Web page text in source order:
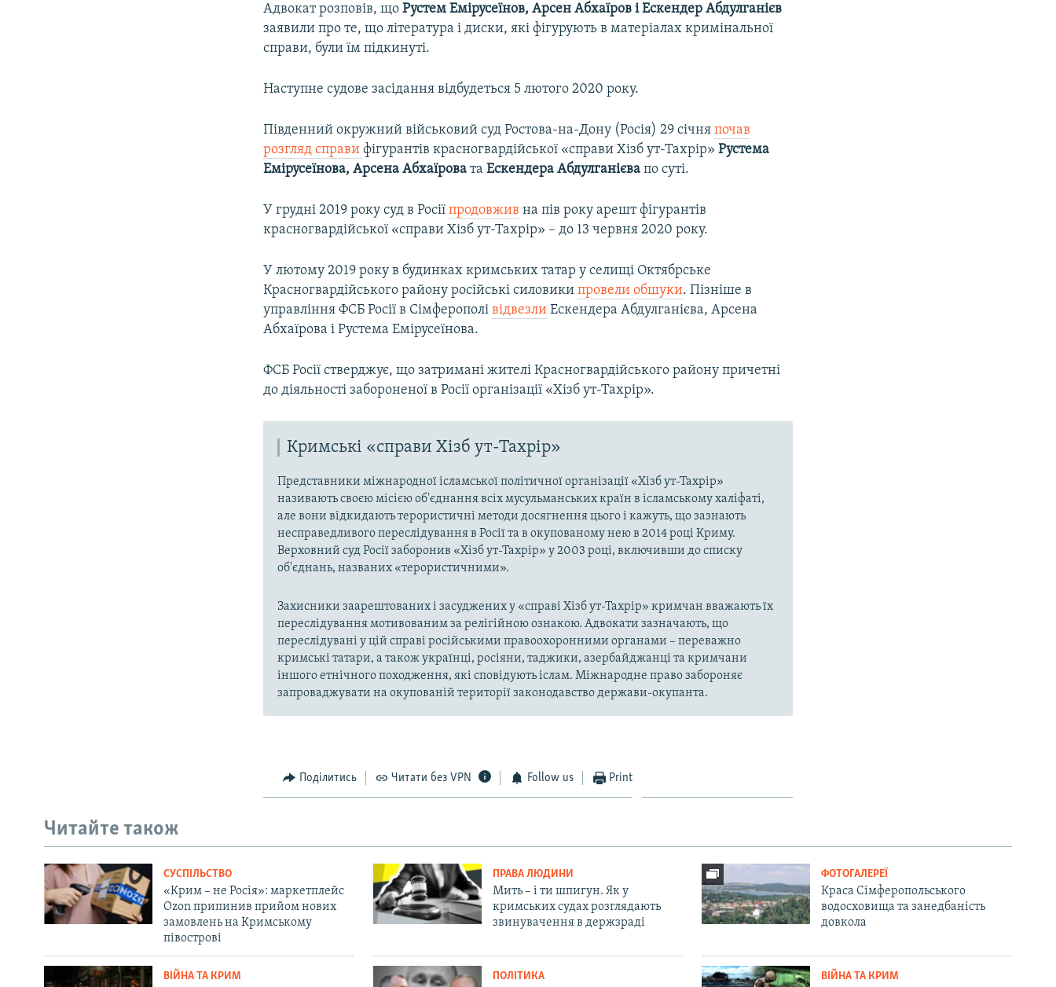
Адвокат розповів, що Рустем Емірусеїнов, Арсен Абхаїров і Ескендер Абдулганієв
заявили про те, що література і диски, які фігурують в матеріалах кримінальної
справи, були їм підкинуті.
Наступне судове засідання відбудеться 5 лютого 2020 року.
Південний окружний військовий суд Ростова-на-Дону (Росія) 29 січняпочав
розгляд справифігурантів красногвардійської «справи Хізб ут-Тахрір»Рустема
Емірусеїнова, Арсена Абхаїровата Ескендера Абдулганієва по суті.
У грудні 2019 року суд в Росіїпродовжив на пів року арешт фігурантів
красногвардійської «справи Хізб ут-Тахрір» – до 13 червня 2020 року.
У лютому 2019 року в будинках кримських татар у селищі Октябрське
Красногвардійського району російські силовикипровели обшуки. Пізніше в
управління ФСБ Росії в Сімферополівідвезли Ескендера Абдулганієва, Арсена
Абхаїрова і Рустема Емірусеїнова.
ФСБ Росії стверджує, що затримані жителі Красногвардійського району причетні
до діяльності забороненої в Росії організації «Хізб ут-Тахрір».
Кримські «справи Хізб ут-Тахрір»
Представники міжнародної ісламської політичної організації «Хізб ут-Тахрір»
називають своєю місією об'єднання всіх мусульманських країн в ісламському халіфаті,
але вони відкидають терористичні методи досягнення цього і кажуть, що зазнають
несправедливого переслідування в Росії та в окупованому нею в 2014 році Криму.
Верховний суд Росії заборонив «Хізб ут-Тахрір» у 2003 році, включивши до списку
об'єднань, названих «терористичними».
Захисники заарештованих і засуджених у «справі Хізб ут-Тахрір» кримчан вважають їх
переслідування мотивованим за релігійною ознакою. Адвокати зазначають, що
переслідувані у цій справі російськими правоохоронними органами – переважно
кримські татари, а також українці, росіяни, таджики, азербайджанці та кримчани
іншого етнічного походження, які сповідують іслам. Міжнародне право забороняє
запроваджувати на окупованій території законодавство держави-окупанта.
Поділитись Читати без VPN Follow us Print
Читайте також
СУСПІЛЬСТВО
«Крим – не Росія»: маркетплейс
Ozon припинив прийом нових
замовлень на Кримському
півострові
ПРАВА ЛЮДИНИ
Мить – і ти шпигун. Як у
кримських судах розглядають
звинувачення в держзраді
ФОТОГАЛЕРЕЇ
Краса Сімферопольського
водосховища та занедбаність
довкола
ВІЙНА ТА КРИМ ПОЛІТИКА ВІЙНА ТА КРИМ